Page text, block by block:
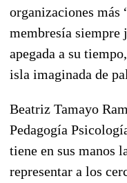
organizaciones más
membresía siempre
apegada a su
isla imaginada de
Beatriz Tamayo
Pedagogía
tiene en sus manos
representar a los